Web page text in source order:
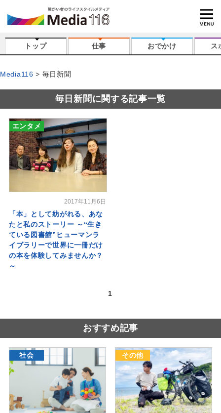
トップ 仕事 おでかけ ス
Media116 毎日新聞
毎日新聞に関する記事一覧
エンタメ
2017年11月6日
「本」として紡がれる、あな
たと私のストーリー ～“生き
ている図書館”ヒューマンラ
イブラリーで世界に一冊だけ
の本を体験してみませんか？
～
1
おすすめ記事
社会 その他